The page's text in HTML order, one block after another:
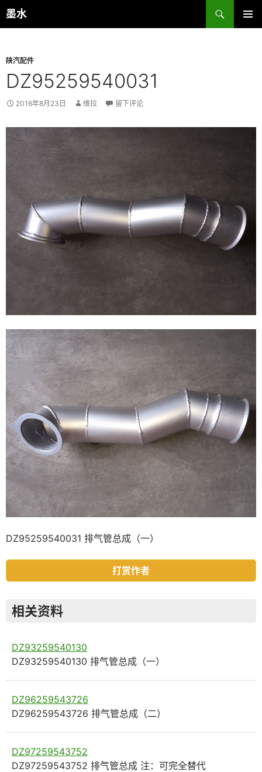
跳
至
墨水
搜
索
陕汽配件
DZ95259540031
2016年8月23日 维拉 留下评论
DZ95259540031 排气管总成（一）
打赏作者
相关资料
DZ93259540130
DZ93259540130 排气管总成（一）
DZ96259543726
DZ96259543726 排气管总成（二）
DZ97259543752
DZ97259543752 排气管总成 注：可完全替代